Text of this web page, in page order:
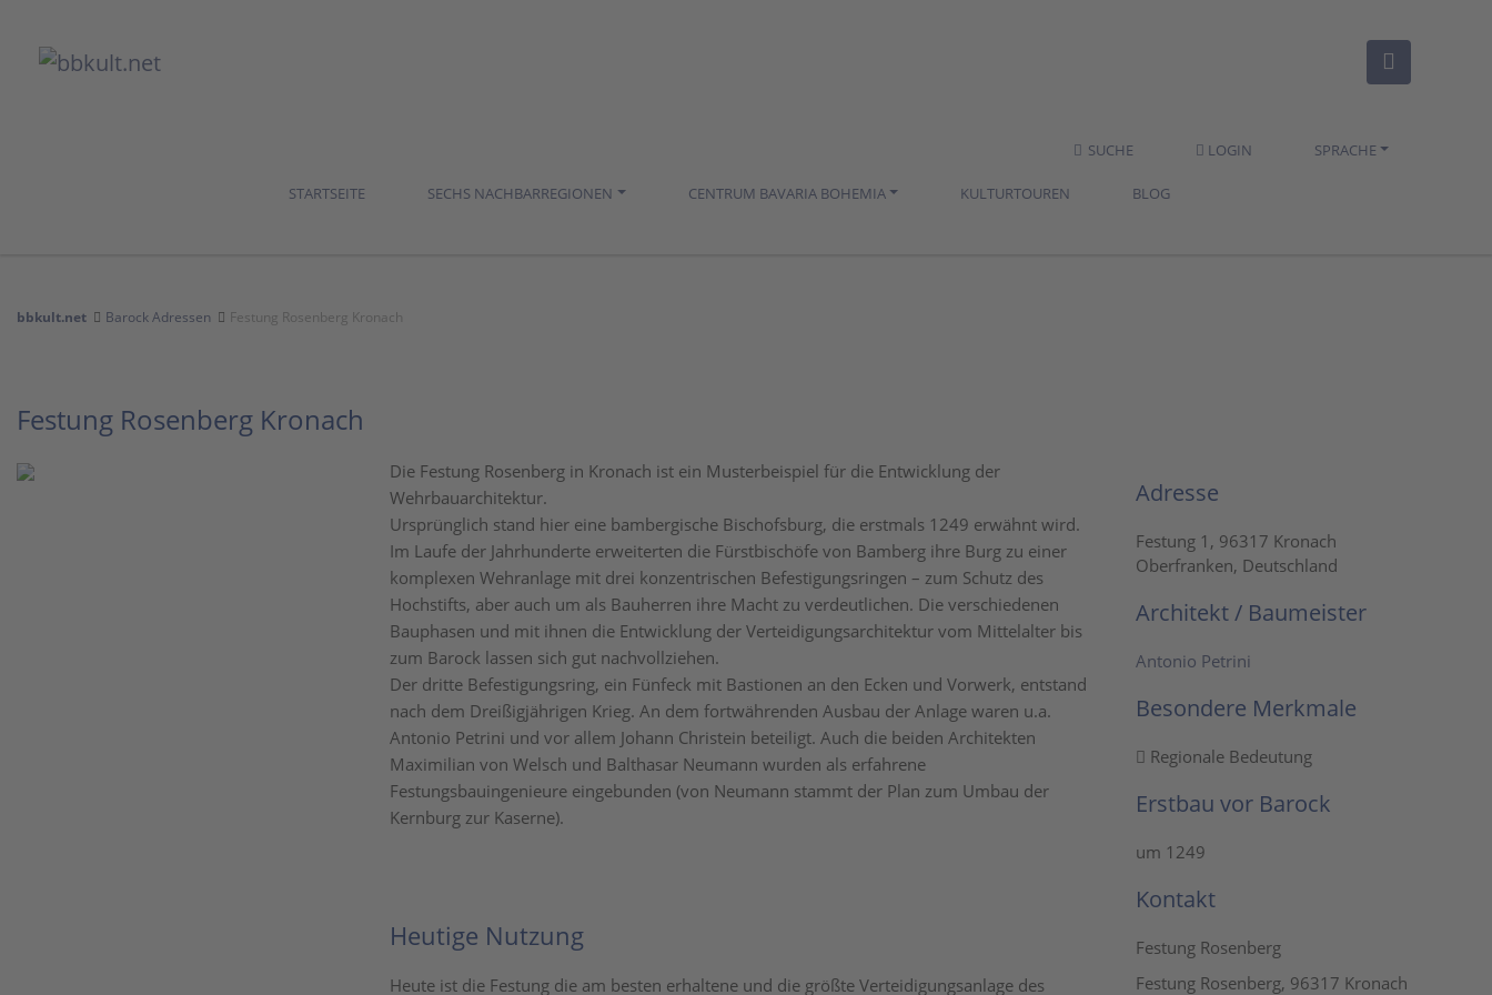
SUCHE LOGIN SPRACHE
STARTSEITE SECHS NACHBARREGIONEN CENTRUM BAVARIA BOHEMIA KULTURTOUREN BLOG
bbkult.net Barock Adressen Festung Rosenberg Kronach
Festung Rosenberg Kronach
Die Festung Rosenberg in Kronach ist ein Musterbeispiel für die Entwicklung der
Wehrbauarchitektur.
Ursprünglich stand hier eine bambergische Bischofsburg, die erstmals 1249 erwähnt wird.
Im Laufe der Jahrhunderte erweiterten die Fürstbischöfe von Bamberg ihre Burg zu einer
komplexen Wehranlage mit drei konzentrischen Befestigungsringen – zum Schutz des
Hochstifts, aber auch um als Bauherren ihre Macht zu verdeutlichen. Die verschiedenen
Bauphasen und mit ihnen die Entwicklung der Verteidigungsarchitektur vom Mittelalter bis
zum Barock lassen sich gut nachvollziehen.
Der dritte Befestigungsring, ein Fünfeck mit Bastionen an den Ecken und Vorwerk, entstand
nach dem Dreißigjährigen Krieg. An dem fortwährenden Ausbau der Anlage waren u.a.
Antonio Petrini und vor allem Johann Christein beteiligt. Auch die beiden Architekten
Maximilian von Welsch und Balthasar Neumann wurden als erfahrene
Festungsbauingenieure eingebunden (von Neumann stammt der Plan zum Umbau der
Kernburg zur Kaserne).
Heutige Nutzung
Heute ist die Festung die am besten erhaltene und die größte Verteidigungsanlage des
Adresse
Festung 1, 96317 Kronach
Oberfranken, Deutschland
Architekt / Baumeister
Antonio Petrini
Besondere Merkmale
Regionale Bedeutung
Erstbau vor Barock
um 1249
Kontakt
Festung Rosenberg
Festung Rosenberg, 96317 Kronach